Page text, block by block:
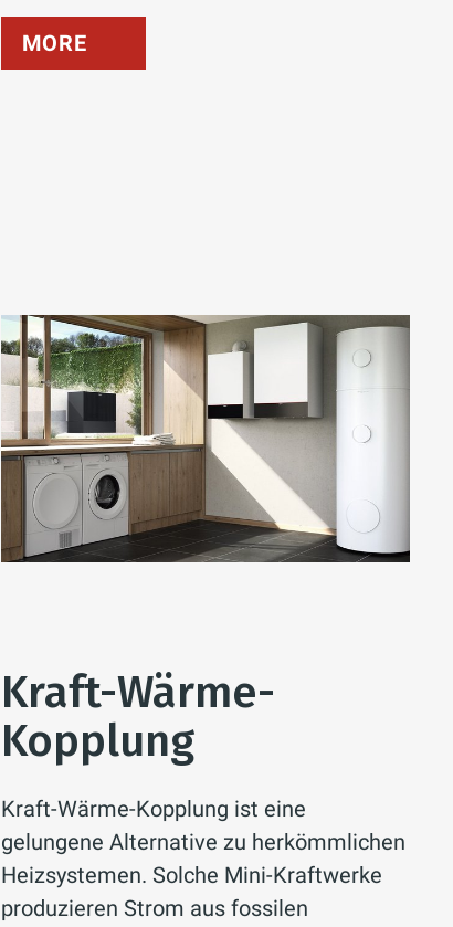
MORE
Kraft-Wärme-
Kopplung
Kraft-Wärme-Kopplung ist eine
gelungene Alternative zu herkömmlichen
Heizsystemen. Solche Mini-Kraftwerke
produzieren Strom aus fossilen